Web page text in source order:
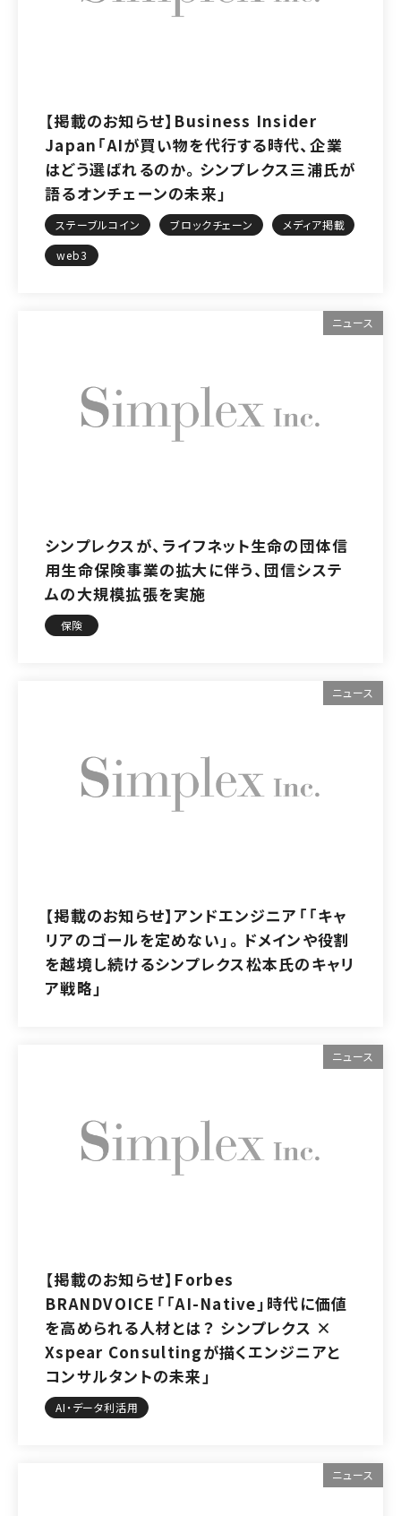
【掲載のお知らせ】Business Insider
Japan「AIが買い物を代行する時代、企業
はどう選ばれるのか。シンプレクス三浦氏が
語るオンチェーンの未来」
ステーブルコイン ブロックチェーン
メディア掲載
web3
ニュース
シンプレクスが、ライフネット生命の団体信
用生命保険事業の拡大に伴う、団信システ
ムの大規模拡張を実施
保険
ニュース
【掲載のお知らせ】アンドエンジニア「「キャ
リアのゴールを定めない」。ドメインや役割
を越境し続けるシンプレクス松本氏のキャリ
ア戦略」
ニュース
【掲載のお知らせ】Forbes
BRANDVOICE「「AI-Native」時代に価値
を高められる人材とは？ シンプレクス ×
Xspear Consultingが描くエンジニアと
コンサルタントの未来」
AI・データ利活用
ニュース